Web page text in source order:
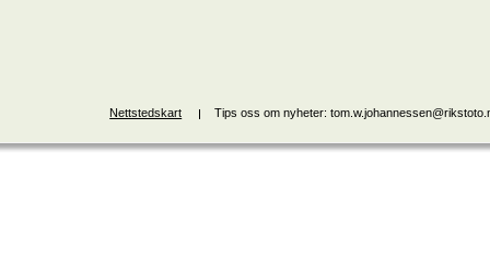
Nettstedskart Tips oss om nyheter: